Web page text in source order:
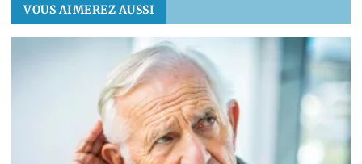
VOUS AIMEREZ AUSSI